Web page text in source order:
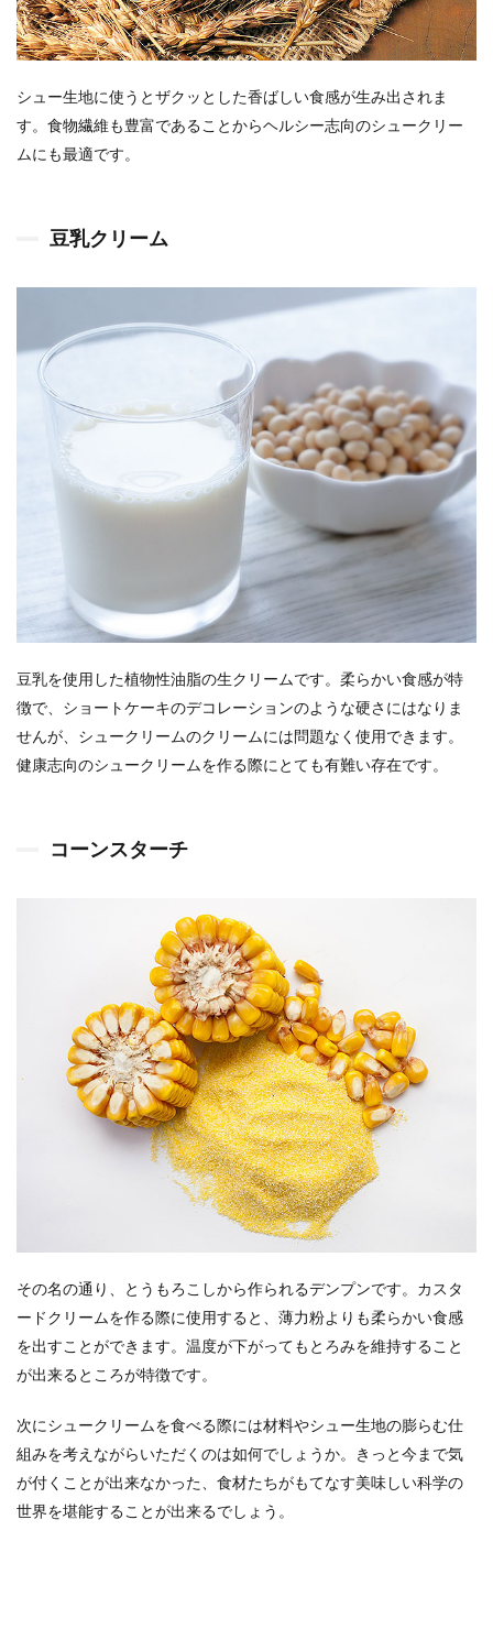
シュー生地に使うとザクッとした香ばしい食感が生み出されま
す。食物繊維も豊富であることからヘルシー志向のシュークリー
ムにも最適です。
豆乳クリーム
豆乳を使用した植物性油脂の生クリームです。柔らかい食感が特
徴で、ショートケーキのデコレーションのような硬さにはなりま
せんが、シュークリームのクリームには問題なく使用できます。
健康志向のシュークリームを作る際にとても有難い存在です。
コーンスターチ
その名の通り、とうもろこしから作られるデンプンです。カスタ
ードクリームを作る際に使用すると、薄力粉よりも柔らかい食感
を出すことができます。温度が下がってもとろみを維持すること
が出来るところが特徴です。
次にシュークリームを食べる際には材料やシュー生地の膨らむ仕
組みを考えながらいただくのは如何でしょうか。きっと今まで気
が付くことが出来なかった、食材たちがもてなす美味しい科学の
世界を堪能することが出来るでしょう。